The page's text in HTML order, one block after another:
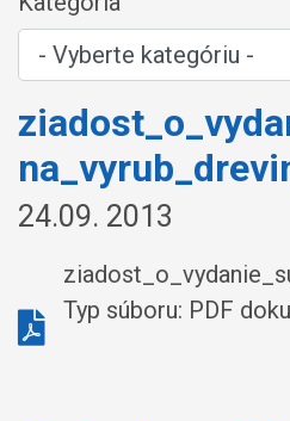
24.09. 2013
Typ súboru: PDF